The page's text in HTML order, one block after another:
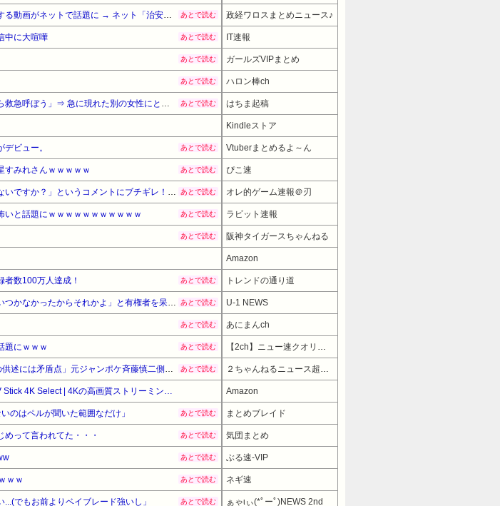
【悲報】外国人グループ、田園都市線の橋脚にスプレーで落書きする動画がネットで話題に → ネット「治安悪化の始まり」 あとで読む 政経ワロスまとめニュース♪
中に大喧嘩 あとで読む IT速報
あとで読む ガールズVIPまとめ
あとで読む ハロン棒ch
【悲報】男性「体調悪そうで失禁して座り込んでる女性がいるから救急呼ぼう」⇒ 急に現れた別の女性にとんでもない事をされてしまう・・・ あとで読む はちま起稿
Kindleストア
ビュー。 あとで読む Vtuberまとめるよ～ん
すみれさんｗｗｗｗｗ あとで読む ぴこ速
ショートスリーパー堀大輔さん、生配信で「寝たほうがいんじゃないですか？」というコメントにブチギレ！ガチで怖すぎると話題に・・・ あとで読む オレ的ゲーム速報＠刃
いと話題にｗｗｗｗｗｗｗｗｗｗｗ あとで読む ラビット速報
あとで読む 阪神タイガースちゃんねる
Amazon
者数100万人達成！ あとで読む トレンドの通り道
辺野古の防犯カメラ画像を見た玉城デニー、「うまい言い訳が思いつかなかったからそれかよ」と有権者を呆れさせるコメントを…… あとで読む U-1 NEWS
あとで読む あにまんch
題にｗｗｗ あとで読む 【2ch】ニュー速クオリティ
「バス運転手がいるのにディープキスなんてできない」「Aさんの供述には矛盾点」元ジャンポケ斉藤慎二側が主張した「同意があった」理由 あとで読む ２ちゃんねるニュース超速まとめ＋
【Amazonデバイスサマーセール】【31%OFF！】 Amazon Fire TV Stick 4K Select | 4Kの高画質ストリーミング | ストリーミングメディアプレイヤー Amazon
のはペルが聞いた範囲なだけ」 あとで読む まとめブレイド
めって言われてた・・・ あとで読む 気団まとめ
あとで読む ぶる速-VIP
ｗｗ あとで読む ネギ速
でもお前よりベイブレード強いし」 あとで読む ぁゃιぃ(*ﾟーﾟ)NEWS 2nd